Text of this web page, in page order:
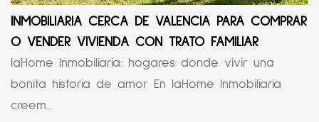
INMOBILIARIA CERCA DE VALENCIA PARA COMPRAR
O VENDER VIVIENDA CON TRATO FAMILIAR
laHome Inmobiliaria: hogares donde vivir una
bonita historia de amor En laHome Inmobiliaria
creem...